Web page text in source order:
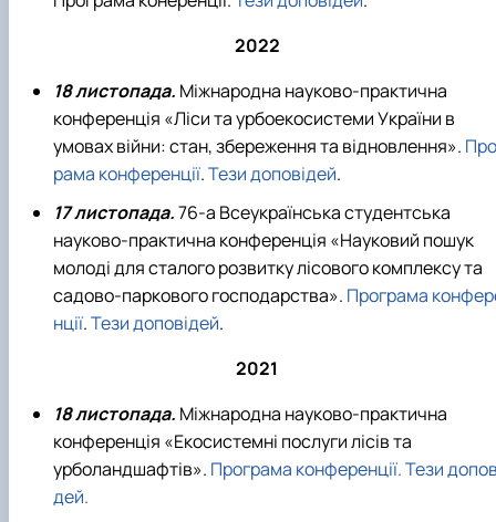
2022
18 листопада. Міжнародна науково-практична
конференція «Ліси та урбоекосистеми України в
умовах війни: стан, збереження та відновлення».
рама конференції.Тези доповідей.
17 листопада.76-а Всеукраїнська студентська
науково-практична конференція «Науковий пошук
молоді для сталого розвитку лісового комплексу та
садово-паркового господарства». Програма
нції.Тези доповідей.
2021
18 листопада. Міжнародна науково-практична
конференція «Екосистемні послуги лісів та
урболандшафтів». Програма конференції.Тези
дей.